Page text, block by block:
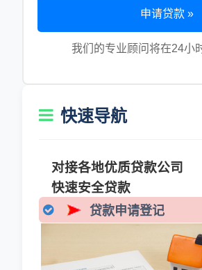
申请贷款 »
我们的专业顾问将在24小
快速导航
对接各地优质贷款公司
快速安全贷款
贷款申请登记